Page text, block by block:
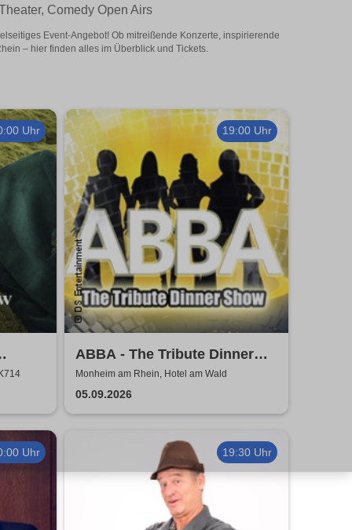
Comedy Open Airs
Event-Angebot! Ob mitreißende Konzerte, inspirierende
– hier finden alles im Überblick und Tickets.
Uhr 19:00 Uhr
ABBA - The Tribute Dinner
Show
Monheim am Rhein, Hotel am Wald
05.09.2026
Uhr 19:30 Uhr